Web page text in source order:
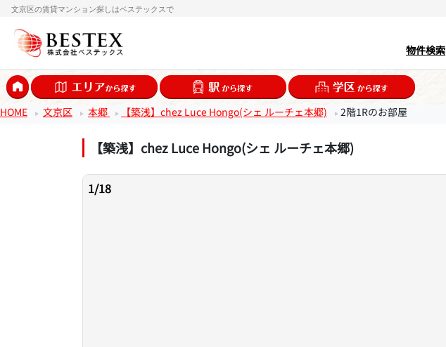
文京区の賃貸マンション探しはベステックスで
物件検索
HOME 文京区 本郷 【築浅】chez Luce Hongo(シェ ルーチェ本郷) 2階1Rのお部屋
【築浅】chez Luce Hongo(シェ ルーチェ本郷)
1/18